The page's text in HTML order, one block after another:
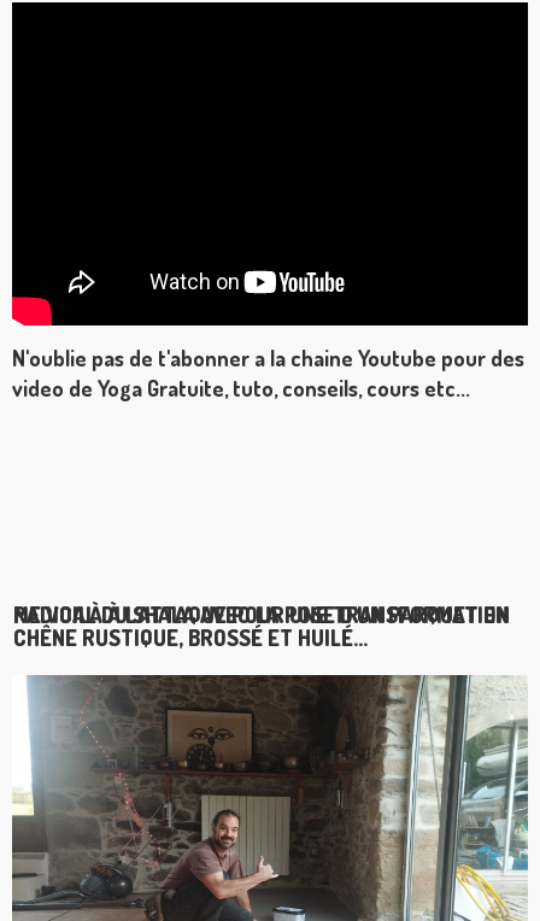
N'oublie pas de t'abonner a la chaine Youtube pour des
video de Yoga Gratuite, tuto, conseils, cours etc...
ME VOILÀ À L'ATTAQUE POUR UNE TRANSFORMATION RADICAL DU SHALA AVEC LA POSE D'UN PARQUET EN
CHÊNE RUSTIQUE, BROSSÉ ET HUILÉ...